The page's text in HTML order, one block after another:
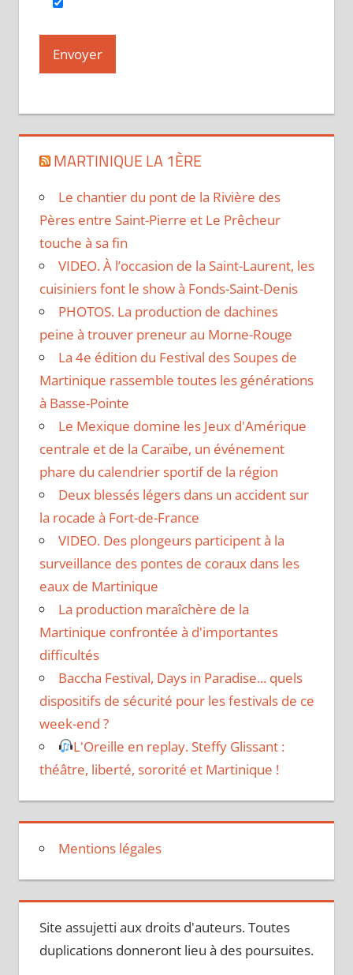
MARTINIQUE LA 1ÈRE
Le chantier du pont de la Rivière des
Pères entre Saint-Pierre et Le Prêcheur
touche à sa fin
VIDEO. À l’occasion de la Saint-Laurent, les
cuisiniers font le show à Fonds-Saint-Denis
PHOTOS. La production de dachines
peine à trouver preneur au Morne-Rouge
La 4e édition du Festival des Soupes de
Martinique rassemble toutes les générations
à Basse-Pointe
Le Mexique domine les Jeux d'Amérique
centrale et de la Caraïbe, un événement
phare du calendrier sportif de la région
Deux blessés légers dans un accident sur
la rocade à Fort-de-France
VIDEO. Des plongeurs participent à la
surveillance des pontes de coraux dans les
eaux de Martinique
La production maraîchère de la
Martinique confrontée à d'importantes
difficultés
Baccha Festival, Days in Paradise... quels
dispositifs de sécurité pour les festivals de ce
week-end ?
L'Oreille en replay. Steffy Glissant :
théâtre, liberté, sororité et Martinique !
Mentions légales
Site assujetti aux droits d'auteurs. Toutes
duplications donneront lieu à des poursuites.